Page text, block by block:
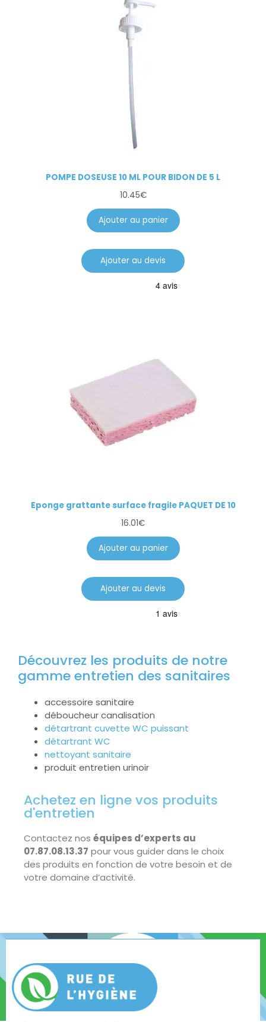
POMPE DOSEUSE 10 ML POUR BIDON DE 5 L
10.45€
Ajouter au panier
Ajouter au devis
Eponge grattante surface fragile PAQUET DE 10
16.01€
Ajouter au panier
Ajouter au devis
Découvrez les produits de notre
gamme entretien des sanitaires
accessoire sanitaire
déboucheur canalisation
détartrant cuvette WC puissant
détartrant WC
nettoyant sanitaire
produit entretien urinoir
Achetez en ligne vos produits
d'entretien
Contactez nos équipes d’experts au
07.87.08.13.37 pour vous guider dans le choix
des produits en fonction de votre besoin et de
votre domaine d’activité.